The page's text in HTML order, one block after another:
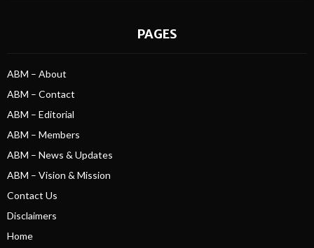
PAGES
ABM – About
ABM – Contact
ABM – Editorial
ABM – Members
ABM – News & Updates
ABM – Vision & Mission
Contact Us
Disclaimers
Home